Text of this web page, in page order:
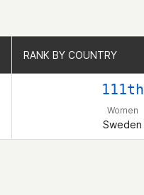
RANK BY COUNTRY
111th
Women
Sweden
RANK BY COUNTRY